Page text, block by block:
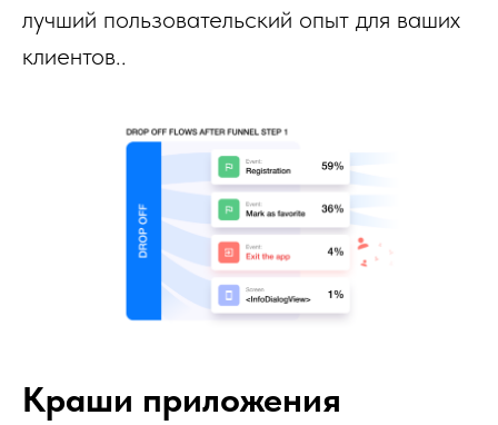
лучший пользовательский опыт для ваших
клиентов..
Краши приложения